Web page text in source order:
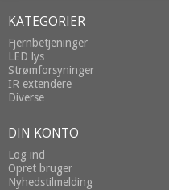
KATEGORIER
Fjernbetjeninger
LED lys
Strømforsyninger
IR extendere
Diverse
DIN KONTO
Log ind
Opret bruger
Nyhedstilmelding